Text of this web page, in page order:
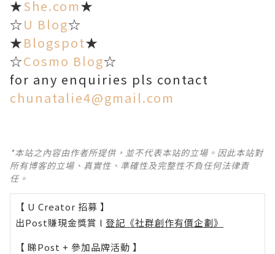
★She.com★
☆U Blog☆
★Blogspot★
☆Cosmo Blog☆
for any enquiries pls contact
chunatalie4@gmail.com
*本站之內容由作者所提供，並不代表本站的立場。因此本站對
所有博客的立場、真實性、準確性及完整性不負任何法律責
任。
【 U Creator 招募 】
出Post賺現金獎賞 l 登記《社群創作有價企劃》
【 睇Post + 參加品牌活動 】